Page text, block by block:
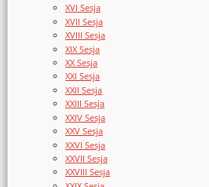
XVI Sesja
XVII Sesja
XVIII Sesja
XIX Sesja
XX Sesja
XXI Sesja
XXII Sesja
XXIII Sesja
XXIV Sesja
XXV Sesja
XXVI Sesja
XXVII Sesja
XXVIII Sesja